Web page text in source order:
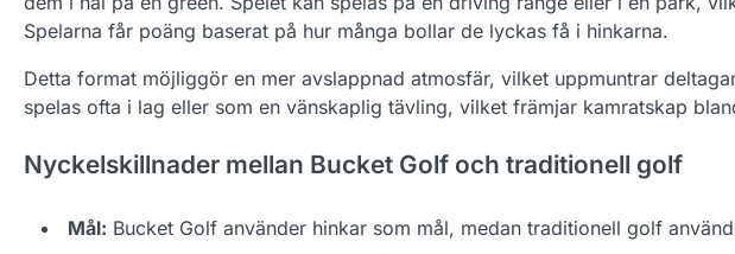
Spelarna får poäng baserat på hur många bollar de lyckas få i hinkarna.
Detta format möjliggör en mer avslappnad atmosfär, vilket uppmuntrar
spelas ofta i lag eller som en vänskaplig tävling, vilket främjar kamratskap
Nyckelskillnader mellan Bucket Golf och traditionell golf
Mål: Bucket Golf använder hinkar som mål, medan traditionell golf